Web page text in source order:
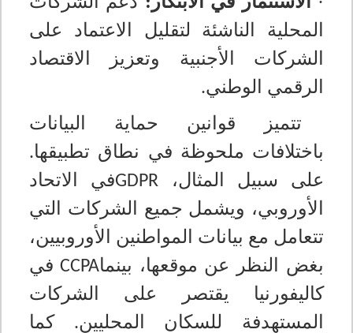
المحلية الناشئة لتقليل الاعتماد على
الشركات الأجنبية وتعزيز الاقتصاد
الرقمي الوطني.
تتميز قوانين حماية البيانات
باختلافات ملحوظة في نطاق تطبيقها.
على سبيل المثال، GDPRفي الاتحاد
الأوروبي، ويشمل جميع الشركات التي
تتعامل مع بيانات المواطنين الأوروبيين،
بغض النظر عن موقعها، بينماCCPA في
كاليفورنيا يقتصر على الشركات
المستهدفة للسكان المحليين. كما